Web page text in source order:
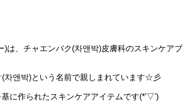
は、チャエンバク(차앤박)皮膚科のスキンケアブ
차앤박)という名前で親しまれています☆彡
に作られたスキンケアアイテムです(*'▽')